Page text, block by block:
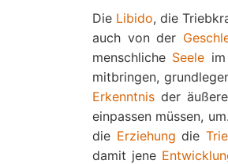
Die Libido, die
auch von der
menschliche Seele
mitbringen,
Erkenntnis der
einpassen müssen,
die Erziehung die
damit jene